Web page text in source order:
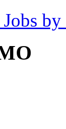
Jobs by